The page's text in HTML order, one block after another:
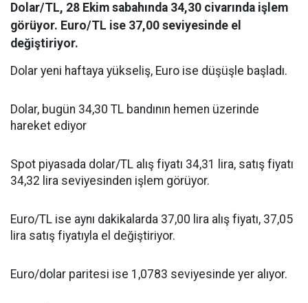
Dolar/TL, 28 Ekim sabahında 34,30 civarında işlem
görüyor. Euro/TL ise 37,00 seviyesinde el
değiştiriyor.
Dolar yeni haftaya yükseliş, Euro ise düşüşle başladı.
Dolar, bugün 34,30 TL bandının hemen üzerinde
hareket ediyor
Spot piyasada dolar/TL alış fiyatı 34,31 lira, satış fiyatı
34,32 lira seviyesinden işlem görüyor.
Euro/TL ise aynı dakikalarda 37,00 lira alış fiyatı, 37,05
lira satış fiyatıyla el değiştiriyor.
Euro/dolar paritesi ise 1,0783 seviyesinde yer alıyor.